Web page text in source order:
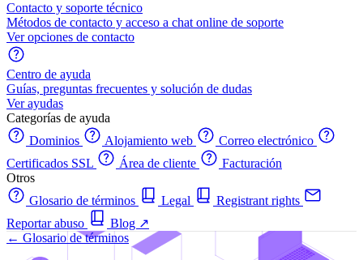
Contacto y soporte técnico
Métodos de contacto y acceso a chat online de soporte
Ver opciones de contacto
Centro de ayuda
Guías, preguntas frecuentes y solución de dudas
Ver ayudas
Categorías de ayuda
Dominios
Alojamiento web
Correo electrónico
Certificados SSL
Área de cliente
Facturación
Otros
Glosario de términos
Legal
Registrant rights
Reportar abuso
Blog ↗
← Glosario de términos